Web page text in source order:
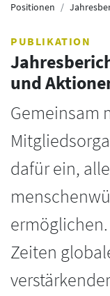
Positionen
PUBLIKATION
und
Gemeinsam
dafür ein,
Zeiten